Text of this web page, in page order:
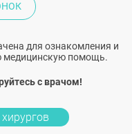
для ознакомления и
медицинскую помощь.
с врачом!